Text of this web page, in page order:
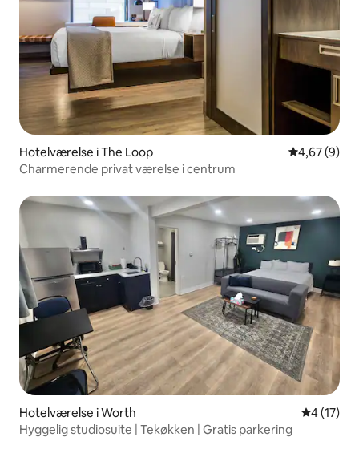
Hotelværelse i The Loop 4,67 ud af 5
4,67 (9)
Charmerende privat værelse i centrum
Hotelværelse i Worth 4 ud af 5 i
4 (17)
Hyggelig studiosuite | Tekøkken | Gratis parkering